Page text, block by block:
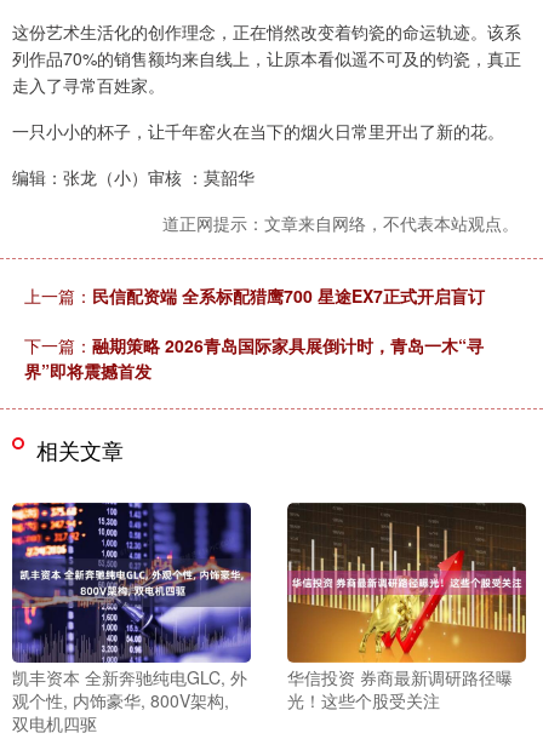
这份艺术生活化的创作理念，正在悄然改变着钧瓷的命运轨迹。该系
列作品70%的销售额均来自线上，让原本看似遥不可及的钧瓷，真正
走入了寻常百姓家。
一只小小的杯子，让千年窑火在当下的烟火日常里开出了新的花。
编辑：张龙（小）审核 ：莫韶华
道正网提示：文章来自网络，不代表本站观点。
上一篇： 民信配资端 全系标配猎鹰700 星途EX7正式开启盲订
下一篇： 融期策略 2026青岛国际家具展倒计时，青岛一木“寻
界”即将震撼首发
相关文章
凯丰资本 全新奔驰纯电GLC, 外
观个性, 内饰豪华, 800V架构,
双电机四驱
华信投资 券商最新调研路径曝
光！这些个股受关注